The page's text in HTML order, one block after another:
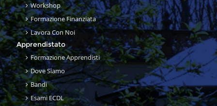
Workshop
Formazione Finanziata
Lavora Con Noi
Apprendistato
Formazione Apprendisti
Dove Siamo
Bandi
Esami ECDL